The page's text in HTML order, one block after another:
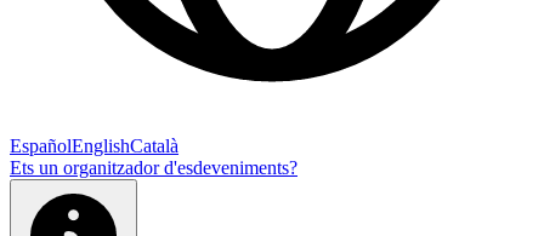
EspañolEnglishCatalà
Ets un organitzador d'esdeveniments?